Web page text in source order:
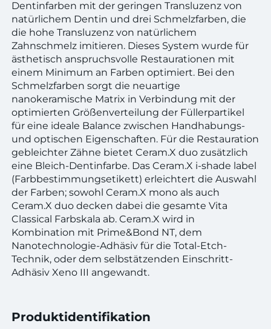
Dentinfarben mit der geringen Transluzenz von
natürlichem Dentin und drei Schmelzfarben, die
die hohe Transluzenz von natürlichem
Zahnschmelz imitieren. Dieses System wurde für
ästhetisch anspruchsvolle Restaurationen mit
einem Minimum an Farben optimiert. Bei den
Schmelzfarben sorgt die neuartige
nanokeramische Matrix in Verbindung mit der
optimierten Größenverteilung der Füllerpartikel
für eine ideale Balance zwischen Handhabungs-
und optischen Eigenschaften. Für die Restauration
gebleichter Zähne bietet Ceram.X duo zusätzlich
eine Bleich-Dentinfarbe. Das Ceram.X i-shade label
(Farbbestimmungsetikett) erleichtert die Auswahl
der Farben; sowohl Ceram.X mono als auch
Ceram.X duo decken dabei die gesamte Vita
Classical Farbskala ab. Ceram.X wird in
Kombination mit Prime&Bond NT, dem
Nanotechnologie-Adhäsiv für die Total-Etch-
Technik, oder dem selbstätzenden Einschritt-
Adhäsiv Xeno III angewandt.
Produktidentifikation